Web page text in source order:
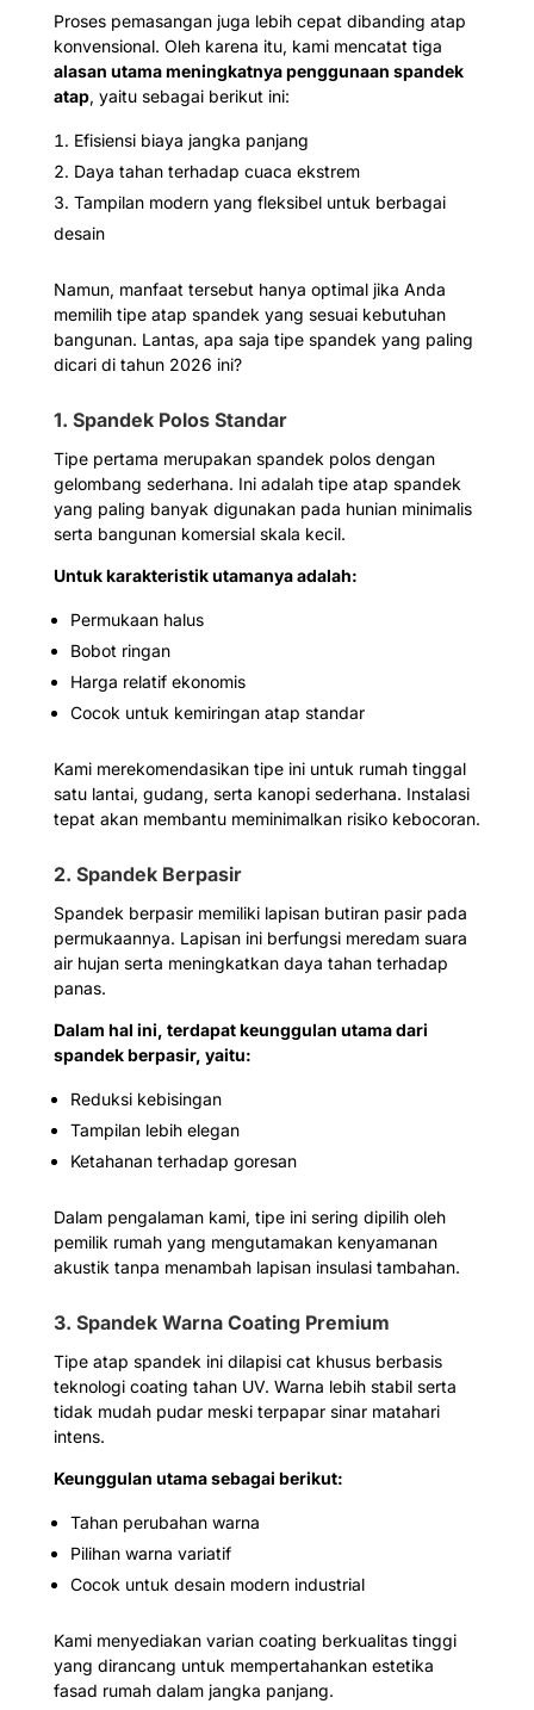
Proses pemasangan juga lebih cepat dibanding atap
konvensional. Oleh karena itu, kami mencatat tiga
alasan utama meningkatnya penggunaan spandek
atap, yaitu sebagai berikut ini:
Efisiensi biaya jangka panjang
Daya tahan terhadap cuaca ekstrem
Tampilan modern yang fleksibel untuk berbagai
desain
Namun, manfaat tersebut hanya optimal jika Anda
memilih tipe atap spandek yang sesuai kebutuhan
bangunan. Lantas, apa saja tipe spandek yang paling
dicari di tahun 2026 ini?
1. Spandek Polos Standar
Tipe pertama merupakan spandek polos dengan
gelombang sederhana. Ini adalah tipe atap spandek
yang paling banyak digunakan pada hunian minimalis
serta bangunan komersial skala kecil.
Untuk karakteristik utamanya adalah:
Permukaan halus
Bobot ringan
Harga relatif ekonomis
Cocok untuk kemiringan atap standar
Kami merekomendasikan tipe ini untuk rumah tinggal
satu lantai, gudang, serta kanopi sederhana. Instalasi
tepat akan membantu meminimalkan risiko kebocoran.
2. Spandek Berpasir
Spandek berpasir memiliki lapisan butiran pasir pada
permukaannya. Lapisan ini berfungsi meredam suara
air hujan serta meningkatkan daya tahan terhadap
panas.
Dalam hal ini, terdapat keunggulan utama dari
spandek berpasir, yaitu:
Reduksi kebisingan
Tampilan lebih elegan
Ketahanan terhadap goresan
Dalam pengalaman kami, tipe ini sering dipilih oleh
pemilik rumah yang mengutamakan kenyamanan
akustik tanpa menambah lapisan insulasi tambahan.
3. Spandek Warna Coating Premium
Tipe atap spandek ini dilapisi cat khusus berbasis
teknologi coating tahan UV. Warna lebih stabil serta
tidak mudah pudar meski terpapar sinar matahari
intens.
Keunggulan utama sebagai berikut:
Tahan perubahan warna
Pilihan warna variatif
Cocok untuk desain modern industrial
Kami menyediakan varian coating berkualitas tinggi
yang dirancang untuk mempertahankan estetika
fasad rumah dalam jangka panjang.